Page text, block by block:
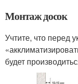
Монтаж досок
Учтите, что перед
будет